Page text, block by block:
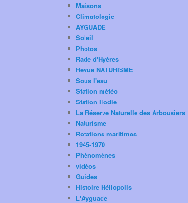
Maisons
Climatologie
AYGUADE
Soleil
Photos
Rade d'Hyères
Revue NATURISME
Sous l'eau
Station météo
Station Hodie
La Réserve Naturelle des Arbousiers
Naturisme
Rotations maritimes
1945-1970
Phénomènes
vidéos
Guides
Histoire Héliopolis
L'Ayguade